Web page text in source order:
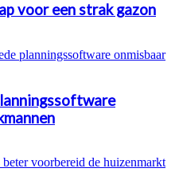
voor een strak gazon